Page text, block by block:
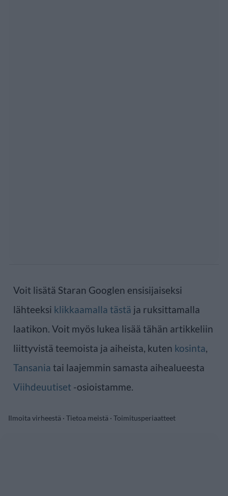
Voit lisätä Staran Googlen ensisijaiseksi
lähteeksi klikkaamalla tästä ja ruksittamalla
laatikon. Voit myös lukea lisää tähän artikkeliin
liittyvistä teemoista ja aiheista, kuten kosinta,
Tansania tai laajemmin samasta aihealueesta
Viihdeuutiset -osioistamme.
Ilmoita virheestä · Tietoa meistä · Toimitusperiaatteet